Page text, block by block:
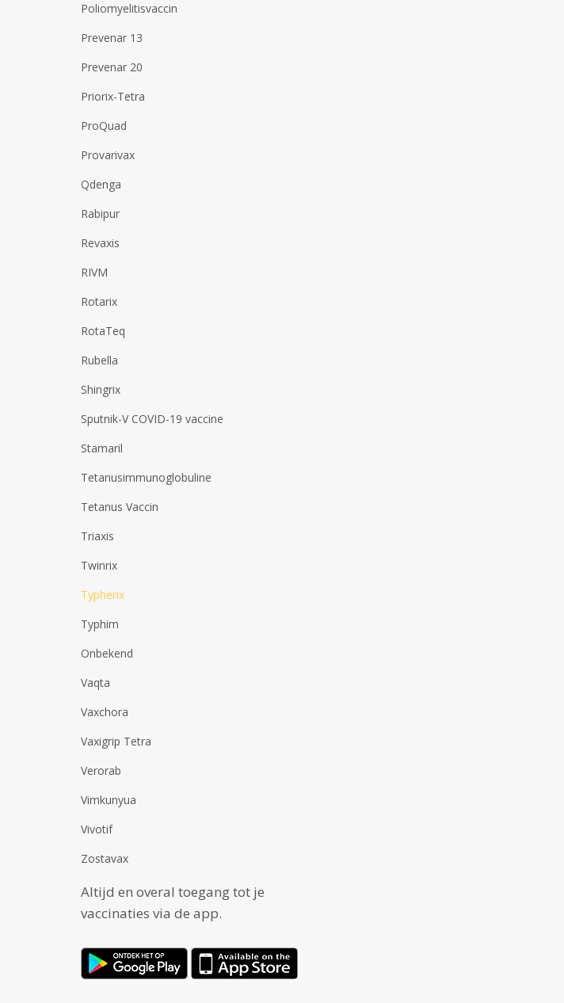
Poliomyelitisvaccin
Prevenar 13
Prevenar 20
Priorix-Tetra
ProQuad
Provarivax
Qdenga
Rabipur
Revaxis
RIVM
Rotarix
RotaTeq
Rubella
Shingrix
Sputnik-V COVID-19 vaccine
Stamaril
Tetanusimmunoglobuline
Tetanus Vaccin
Triaxis
Twinrix
Typherix
Typhim
Onbekend
Vaqta
Vaxchora
Vaxigrip Tetra
Verorab
Vimkunyua
Vivotif
Zostavax
Altijd en overal toegang tot je
vaccinaties via de app.